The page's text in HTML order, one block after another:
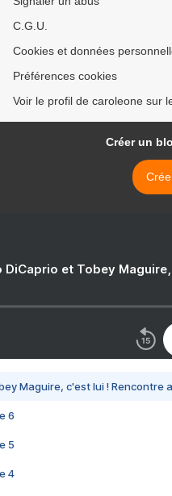
C.G.U.
Cookies et données
Préférences cookies
Voir le profil de caroleone sur
Créer un
DiCaprio et Tobey
Maguire, c'est lui ! Rencontre
6
5
4